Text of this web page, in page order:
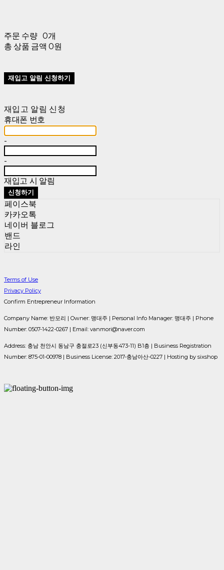
주문 수량 0개
총 상품 금액 0원
재입고 알림 신청하기
재입고 알림 신청
휴대폰 번호
-
-
재입고 시 알림
신청하기
페이스북
카카오톡
네이버 블로그
밴드
라인
Terms of Use
Privacy Policy
Confirm Entrepreneur Information
Company Name: 반모리 | Owner: 맹대주 | Personal Info Manager: 맹대주 | Phone
Number: 0507-1422-0267 | Email: vanmori@naver.com
Address: 충남 천안시 동남구 충절로23 (신부동473-11) B1층 | Business Registration
Number: 875-01-00978 | Business License: 2017-충남아산-0227 | Hosting by sixshop